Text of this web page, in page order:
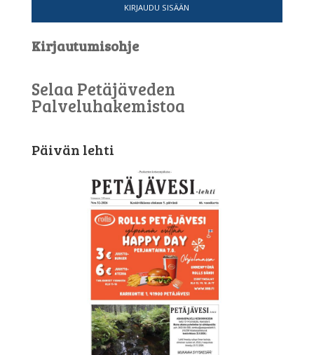
KIRJAUDU SISÄÄN
Kirjautumisohje
Selaa Petäjäveden
Palveluhakemistoa
Päivän lehti